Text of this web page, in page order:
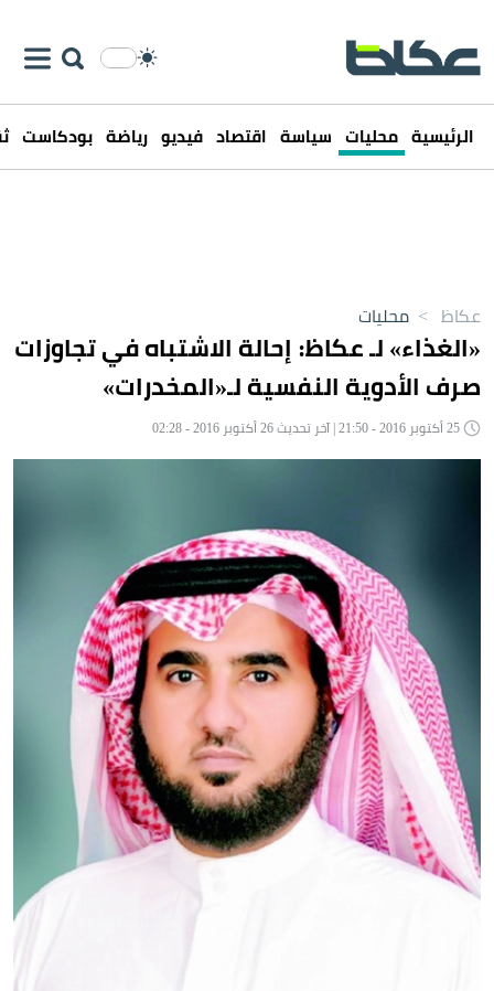
الرئيسية محليات سياسة اقتصاد فيديو رياضة بودكاست
عكاظ > محليات
«الغذاء» لـ عكاظ: إحالة الاشتباه في تجاوزات
صرف الأدوية النفسية لـ«المخدرات»